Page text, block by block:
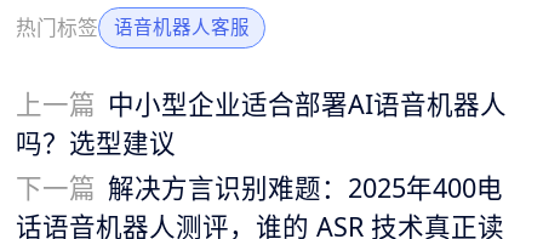
热门标签 语音机器人客服
上一篇 中小型企业适合部署AI语音机器人
吗？选型建议
下一篇 解决方言识别难题：2025年400电
话语音机器人测评，谁的 ASR 技术真正读